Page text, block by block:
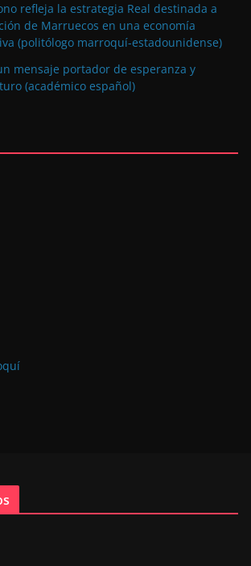
refleja la estrategia Real destinada a
de Marruecos en una economía
(politólogo marroquí-estadounidense)
mensaje portador de esperanza y
(académico español)